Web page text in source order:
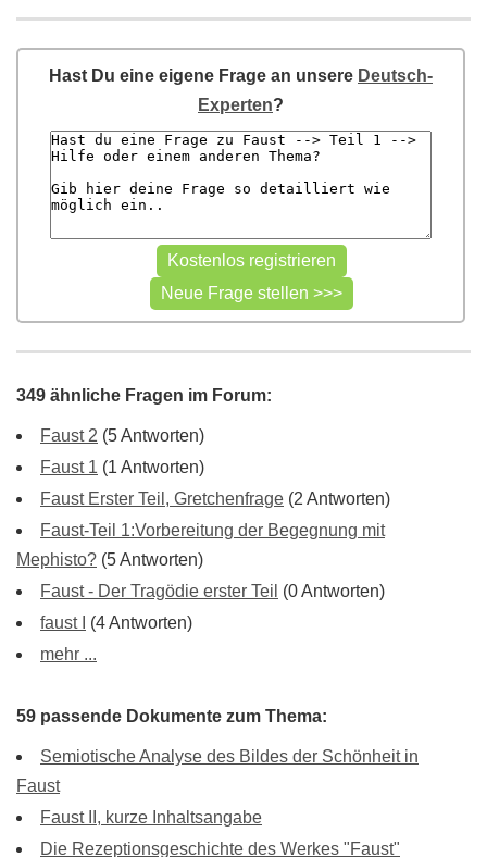
Hast Du eine eigene Frage an unsere Deutsch-
Experten?
349 ähnliche Fragen im Forum:
Faust 2 (5 Antworten)
Faust 1 (1 Antworten)
Faust Erster Teil, Gretchenfrage (2 Antworten)
Faust-Teil 1:Vorbereitung der Begegnung mit
Mephisto? (5 Antworten)
Faust - Der Tragödie erster Teil (0 Antworten)
faust I
(4 Antworten)
mehr ...
59 passende Dokumente zum Thema:
Semiotische Analyse des Bildes der Schönheit in
Faust
Faust II, kurze Inhaltsangabe
Die Rezeptionsgeschichte des Werkes "Faust"